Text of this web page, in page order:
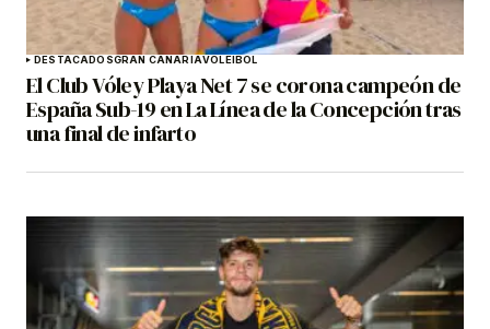
DESTACADOSGRAN CANARIAVOLEIBOL
El Club Vóley Playa Net 7 se corona campeón de
España Sub-19 en La Línea de la Concepción tras
una final de infarto